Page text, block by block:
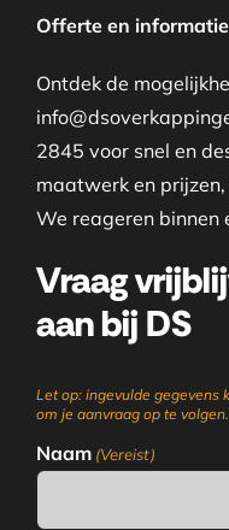
Offerte en
Ontdek de
2845 voor snel en
maatwerk en
We reageren binnen
Vraag
aan bij DS
Let op: ingevulde gegevens
om je aanvraag op te volgen.
Naam (Vereist)